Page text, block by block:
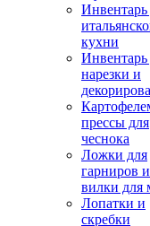
Инвентарь
кухни
Инвентарь
нарезки и
прессы для
чеснока
Ложки для
гарниров и
вилки для
Лопатки и
скребки